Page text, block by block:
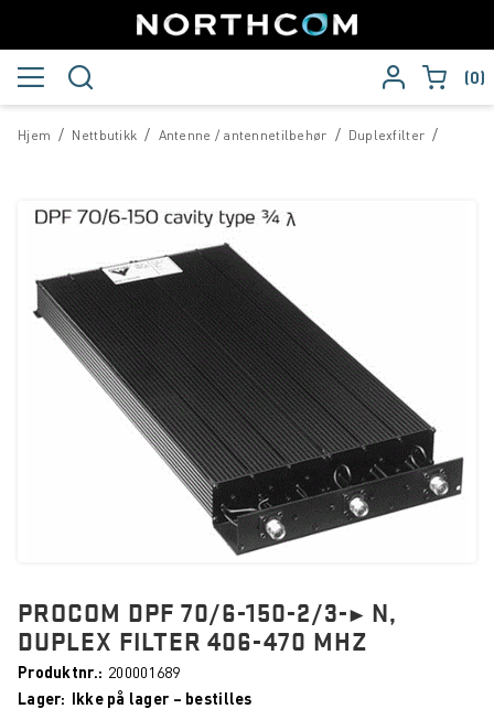
0
/
Hjem /
Nettbutikk /
Antenne / antennetilbehør /
Duplexfilter
PROCOM DPF 70/6-150-2/3-¾ N,
DUPLEX FILTER 406-470 MHZ
Produktnr.
200001689
Lager
Ikke på lager – bestilles